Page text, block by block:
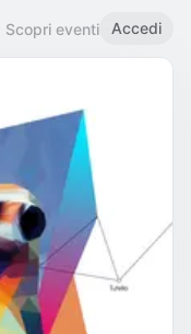
Scopri eventi Accedi